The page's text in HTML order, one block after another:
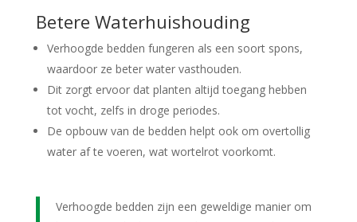
Betere Waterhuishouding
Verhoogde bedden fungeren als een soort spons,
waardoor ze beter water vasthouden.
Dit zorgt ervoor dat planten altijd toegang hebben
tot vocht, zelfs in droge periodes.
De opbouw van de bedden helpt ook om overtollig
water af te voeren, wat wortelrot voorkomt.
Verhoogde bedden zijn een geweldige manier om